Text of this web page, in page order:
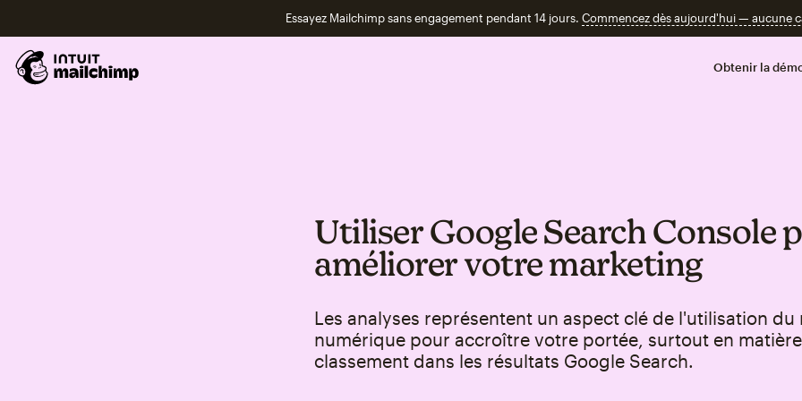
Essayez Mailchimp sans engagement pendant 14 jours. Commencez dès aujourd'hui — aucune
Obtenir la
Utiliser Google Search Console
améliorer votre marketing
Les analyses représentent un aspect clé de l'utilisation du
numérique pour accroître votre portée, surtout en
classement dans les résultats Google Search.